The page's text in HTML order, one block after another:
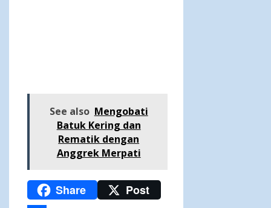
See also Mengobati
Batuk Kering dan
Rematik dengan
Anggrek Merpati
Share Post